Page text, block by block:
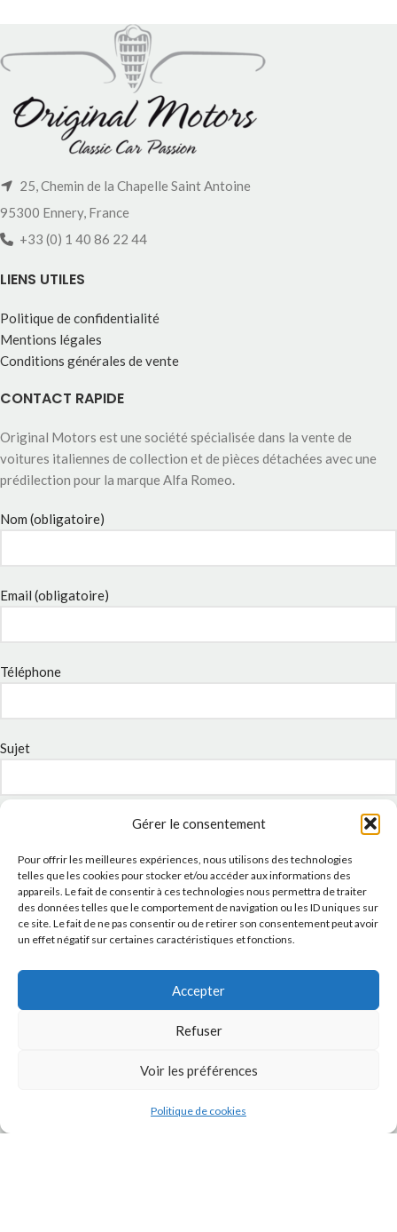
Gérer le consentement
Pour offrir les meilleures expériences, nous utilisons des technologies
telles que les cookies pour stocker et/ou accéder aux informations des
appareils. Le fait de consentir à ces technologies nous permettra de traiter
des données telles que le comportement de navigation ou les ID uniques sur
ce site. Le fait de ne pas consentir ou de retirer son consentement peut avoir
un effet négatif sur certaines caractéristiques et fonctions.
Accepter
Refuser
Voir les préférences
Politique de cookies
25, Chemin de la Chapelle Saint Antoine
95300 Ennery, France
+33 (0) 1 40 86 22 44
LIENS UTILES
Politique de confidentialité
Mentions légales
Conditions générales de vente
CONTACT RAPIDE
Original Motors est une société spécialisée dans la vente de
voitures italiennes de collection et de pièces détachées avec une
prédilection pour la marque Alfa Romeo.
Nom (obligatoire)
Email (obligatoire)
Téléphone
Sujet
Politique de confidentialité